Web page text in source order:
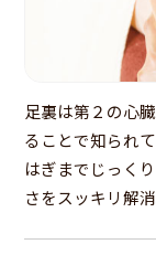
足裏は第２の心
ることで知られ
はぎまでじっく
さをスッキリ解消